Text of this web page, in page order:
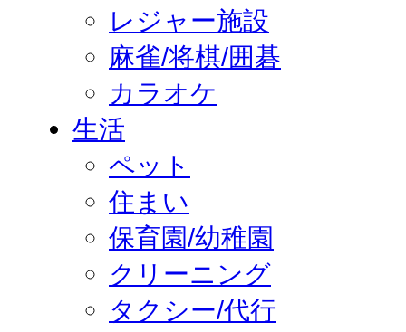
レジャー施設
麻雀/将棋/囲碁
カラオケ
生活
ペット
住まい
保育園/幼稚園
クリーニング
タクシー/代行